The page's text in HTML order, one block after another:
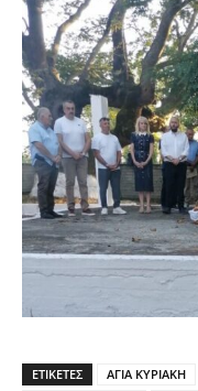
ΕΤΙΚΕΤΕΣ ΑΓΙΑ ΚΥΡΙΑΚΗ